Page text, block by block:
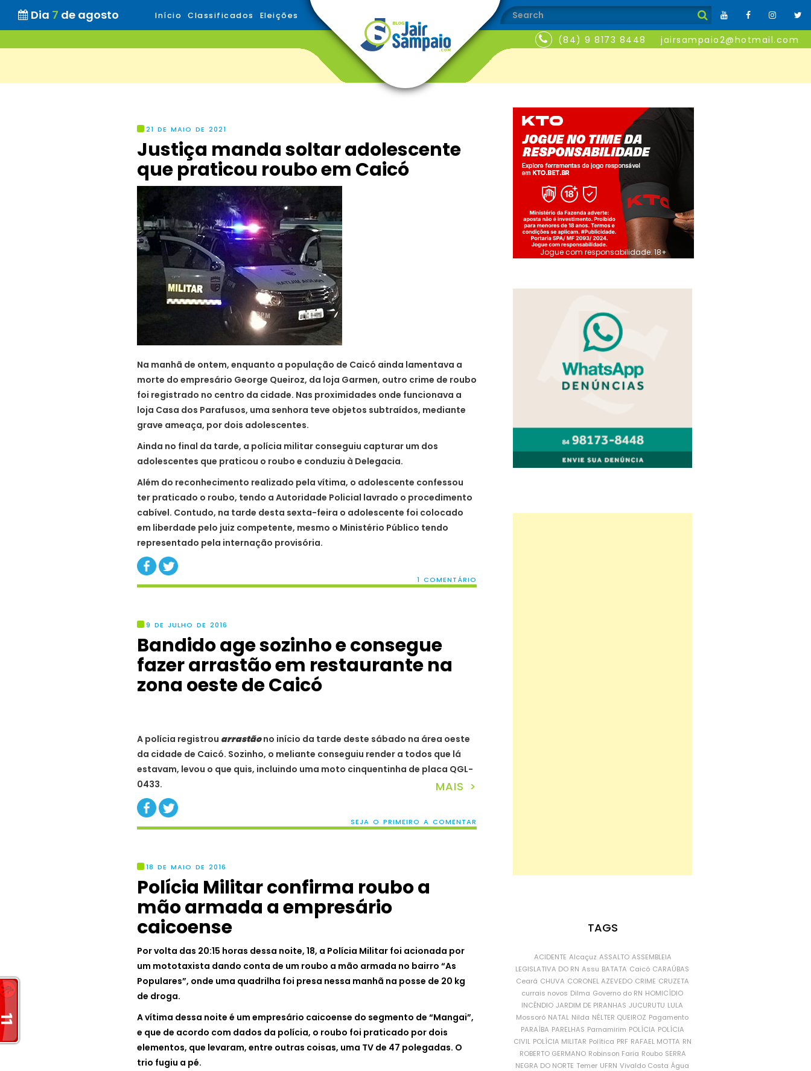
Dia 7 de agosto Início Classificados Eleições
(84) 9 8173 8448 jairsampaio2@hotmail.com
21 DE MAIO DE 2021
Justiça manda soltar adolescente
que praticou roubo em Caicó
Na manhã de ontem, enquanto a população de Caicó ainda lamentava a
morte do empresário George Queiroz, da loja Garmen, outro crime de roubo
foi registrado no centro da cidade. Nas proximidades onde funcionava a
loja Casa dos Parafusos, uma senhora teve objetos subtraídos, mediante
grave ameaça, por dois adolescentes.
Ainda no final da tarde, a polícia militar conseguiu capturar um dos
adolescentes que praticou o roubo e conduziu à Delegacia.
Além do reconhecimento realizado pela vítima, o adolescente confessou
ter praticado o roubo, tendo a Autoridade Policial lavrado o procedimento
cabível. Contudo, na tarde desta sexta-feira o adolescente foi colocado
em liberdade pelo juiz competente, mesmo o Ministério Público tendo
representado pela internação provisória.
1 COMENTÁRIO
9 DE JULHO DE 2016
Bandido age sozinho e consegue
fazer arrastão em restaurante na
zona oeste de Caicó
A polícia registrou arrastãono início da tarde deste sábado na área oeste
da cidade de Caicó. Sozinho, o meliante conseguiu render a todos que lá
estavam, levou o que quis, incluindo uma moto cinquentinha de placa QGL-
0433.
MAIS >
SEJA O PRIMEIRO A COMENTAR
18 DE MAIO DE 2016
Polícia Militar confirma roubo a
mão armada a empresário
caicoense
Por volta das 20:15 horas dessa noite, 18, a Polícia Militar foi acionada por
um mototaxista dando conta de um roubo a mão armada no bairro “As
Populares”, onde uma quadrilha foi presa nessa manhã na posse de 20 kg
de droga.
A vítima dessa noite é um empresário caicoense do segmento de “Mangai”,
e que de acordo com dados da polícia, o roubo foi praticado por dois
elementos, que levaram, entre outras coisas, uma TV de 47 polegadas. O
trio fugiu a pé.
Jogue com responsabilidade. 18+
TAGS
ACIDENTE Alcaçuz ASSALTO ASSEMBLEIA
LEGISLATIVA DO RN Assu BATATA Caicó CARAÚBAS
Ceará CHUVA CORONEL AZEVEDO CRIME CRUZETA
currais novos Dilma Governo do RN HOMICÍDIO
INCÊNDIO JARDIM DE PIRANHAS JUCURUTU LULA
Mossoró NATAL Nilda NÉLTER QUEIROZ Pagamento
PARAÍBA PARELHAS Parnamirim POLÍCIA POLÍCIA
CIVIL POLÍCIA MILITAR Política PRF RAFAEL MOTTA RN
ROBERTO GERMANO Robinson Faria Roubo SERRA
NEGRA DO NORTE Temer UFRN Vivaldo Costa Água